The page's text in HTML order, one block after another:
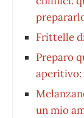
Frittelle
Preparo
un mio